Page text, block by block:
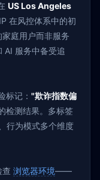
US Los Angeles
在风控体系中的初
庭用户而非服务
AI 服务中备受追
标记： "欺诈指数偏
检测结果。多标签
行为模式多个维度
查 浏览器环境——